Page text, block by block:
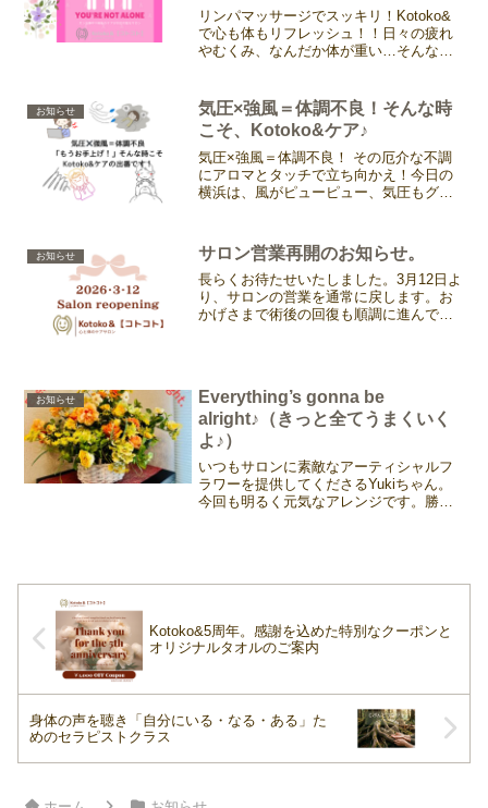
リンパマッサージでスッキリ！Kotoko&
で心も体もリフレッシュ！！日々の疲れ
やむくみ、なんだか体が重い…そんな時
解剖生理学に基づいた「やさしい」リン
パマッサージ「リン...
お知らせ
気圧×強風＝体調不良！そんな時
こそ、Kotoko&ケア♪
気圧×強風＝体調不良！ その厄介な不調
にアロマとタッチで立ち向かえ！今日の
横浜は、風がピューピュー、気圧もグワ
ど、体がフワフワ、頭がズーン…なんて
経験、ありませんか？...
お知らせ サロン営業再開のお知らせ。
長らくお待たせいたしました。3月12日よ
り、サロンの営業を通常に戻します。お
かげさまで術後の回復も順調に進んでお
お知らせ
Everything’s gonna be
alright♪（きっと全てうまくいく
よ♪）
いつもサロンに素敵なアーティシャルフ
ラワーを提供してくださるYukiちゃん。
今回も明るく元気なアレンジです。勝手
Kotoko&5周年。感謝を込めた特別なクーポンと
オリジナルタオルのご案内
身体の声を聴き「自分にいる・なる・ある」た
めのセラピストクラス